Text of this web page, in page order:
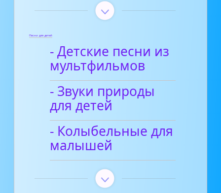
Песни для детей
- Детские песни из
мультфильмов
- Звуки природы
для детей
- Колыбельные для
малышей